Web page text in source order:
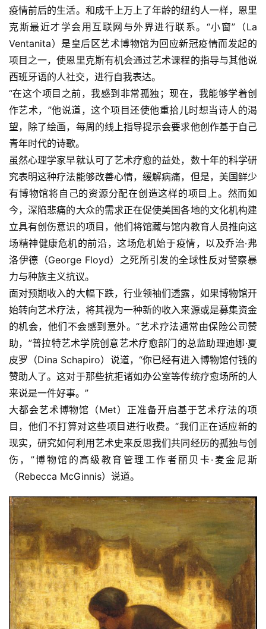
疫情前后的生活。和成千上万上了年龄的纽约人一样，恩里
克斯最近才学会用互联网与外界进行联系。“小窗”（La
Ventanita）是皇后区艺术博物馆为回应新冠疫情而发起的
项目之一，使恩里克斯有机会通过艺术课程的指导与其他说
西班牙语的人社交，进行自我表达。
“在这个项目之前，我感到非常孤独；现在，我能够学着创
作艺术，”他说道，这个项目还使他重拾儿时想当诗人的渴
望，除了绘画，每周的线上指导提示会要求他创作基于自己
青年时代的诗歌。
虽然心理学家早就认可了艺术疗愈的益处，数十年的科学研
究表明这种疗法能够改善心情，缓解病痛，但是，美国鲜少
有博物馆将自己的资源分配在创造这样的项目上。然而如
今，深陷悲痛的大众的需求正在促使美国各地的文化机构建
立具有创伤意识的项目，他们将馆藏与馆内教育人员推向这
场精神健康危机的前沿，这场危机始于疫情，以及乔治·弗
洛伊德（George Floyd）之死所引发的全球性反对警察暴
力与种族主义抗议。
面对预期收入的大幅下跌，行业领袖们透露，如果博物馆开
始转向艺术疗法，将其视为一种新的收入来源或是募集资金
的机会，他们不会感到意外。“艺术疗法通常由保险公司赞
助，”普拉特艺术学院创意艺术疗愈部门的总监助理迪娜·夏
皮罗（Dina Schapiro）说道，“你已经有进入博物馆付钱的
赞助人了。这对于那些抗拒诸如办公室等传统疗愈场所的人
来说是一件好事。”
大都会艺术博物馆（Met）正准备开启基于艺术疗法的项
目，他们不打算对这些项目进行收费。“我们正在适应新的
现实，研究如何利用艺术史来反思我们共同经历的孤独与创
伤，”博物馆的高级教育管理工作者丽贝卡·麦金尼斯
（Rebecca McGinnis）说道。